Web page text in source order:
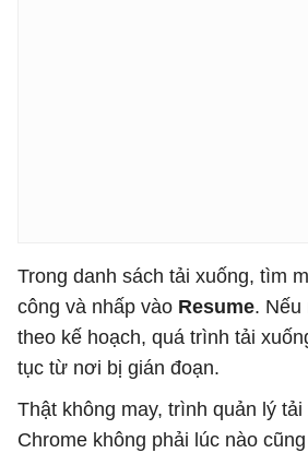
Trong danh sách tải xuống, tìm
công và nhấp vào Resume. Nếu
theo kế hoạch, quá trình tải
tục từ nơi bị gián đoạn.
Thật không may, trình quản lý
Chrome không phải lúc nào